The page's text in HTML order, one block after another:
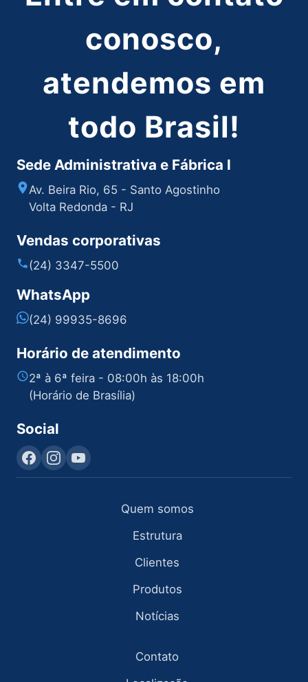
conosco,
atendemos em
todo Brasil!
Sede Administrativa e Fábrica I
Av. Beira Rio, 65 - Santo Agostinho
Volta Redonda - RJ
Vendas corporativas
(24) 3347-5500
WhatsApp
(24) 99935-8696
Horário de atendimento
2ª à 6ª feira - 08:00h às 18:00h
(Horário de Brasília)
Social
Quem somos
Estrutura
Clientes
Produtos
Notícias
Contato